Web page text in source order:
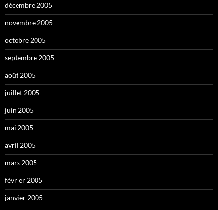
décembre 2005
novembre 2005
octobre 2005
septembre 2005
août 2005
juillet 2005
juin 2005
mai 2005
avril 2005
mars 2005
février 2005
janvier 2005